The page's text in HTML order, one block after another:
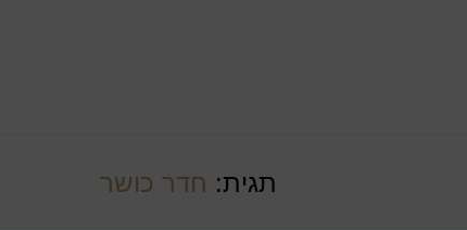
תגית: חדר כושר